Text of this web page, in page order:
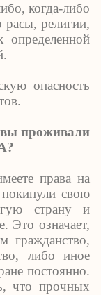
когда-либо
расы, религии,
определенной
опасность
вы проживали
права на
свою
страну и
Это означает,
гражданство,
либо иное
постоянно.
что прочных